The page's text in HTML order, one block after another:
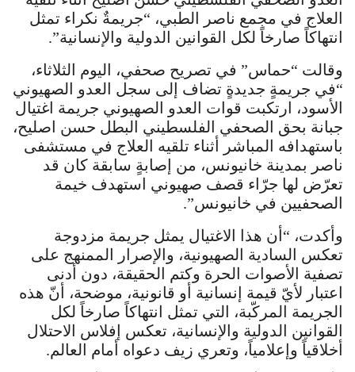
العلاج في مجمع ناصر الطبي، “جريمةٌ نكراء تمثل
انتهاكاً صارخاً لكل القوانين الدولية والإنسانية”.
وقالت “حماس” في تصريح صحفي، اليوم الثلاثاء،
“في جريمةٍ جديدةٍ تضاف إلى سجل العدو الصهيوني
الأسود، ارتكبت قوات العدو الصهيوني جريمة اغتيال
جبانة بحق الصحفي الفلسطيني البطل حسن اصليح،
باستهدافه المباشر أثناء تلقيه العلاج في مستشفى
ناصر بمدينة خانيونس، من إصابةٍ سابقة كان قد
تعرّض لها جرّاء قصف صهيوني استهدف خيمة
الصحفيين في خانيونس”.
وأكدت، “أن هذا الاغتيال يمثل جريمة مزدوجة
تعكس السادية الصهيونية، والإصرار الممنهج على
تصفية الأصوات الحرة وكتم الحقيقة، دون أدنى
اعتبار لأيّ قيمة إنسانية أو قانونية، موضحة، أنّ هذه
الجريمة المركّبة، التي تمثل انتهاكاً صارخاً لكل
القوانين الدولية والإنسانية، تعكس إفلاس الاحتلال
أخلاقياً وإعلامياً، وتعري زيف دعواه أمام العالم.